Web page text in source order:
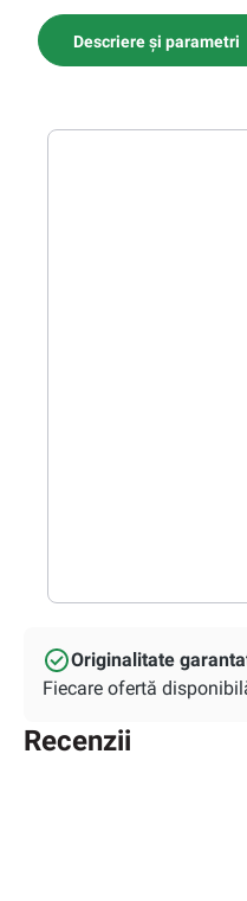
Descriere și parametri
Originalitate
Fiecare ofertă
Recenzii